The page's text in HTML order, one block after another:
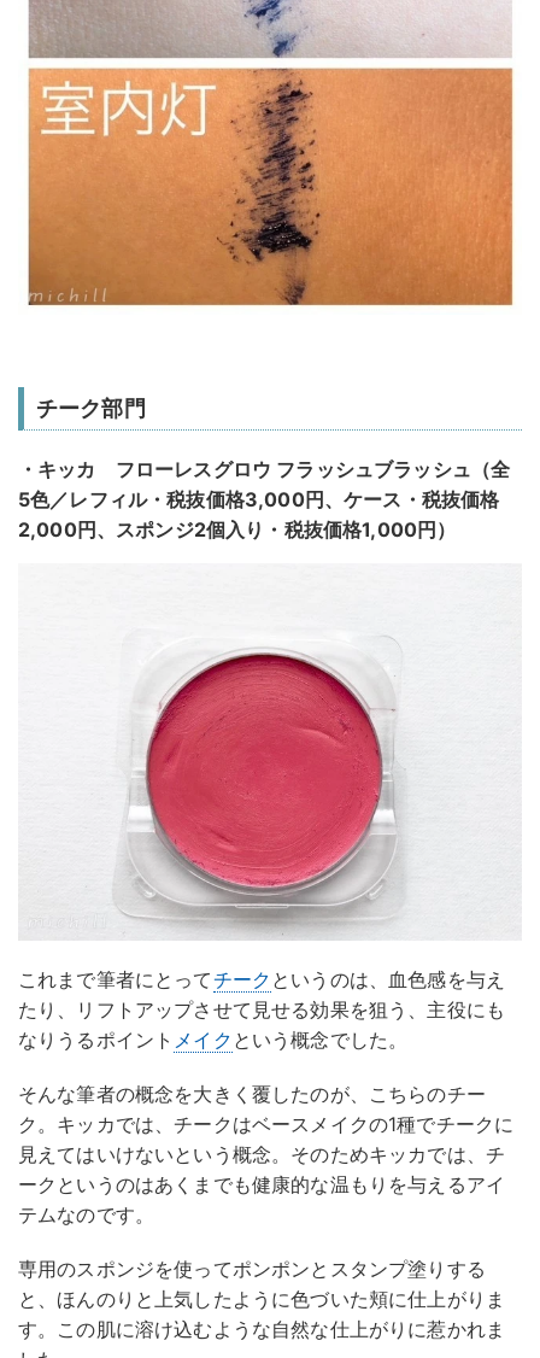
チーク部門
・キッカ フローレスグロウ フラッシュブラッシュ（全
5色／レフィル・税抜価格3,000円、ケース・税抜価格
2,000円、スポンジ2個入り・税抜価格1,000円）
これまで筆者にとってチーク というのは、血色感を与え
たり、リフトアップさせて見せる効果を狙う、主役にも
なりうるポイント メイク という概念でした。
そんな筆者の概念を大きく覆したのが、こちらのチー
ク。キッカでは、チークはベースメイクの1種でチークに
見えてはいけないという概念。そのためキッカでは、チ
ークというのはあくまでも健康的な温もりを与えるアイ
テムなのです。
専用のスポンジを使ってポンポンとスタンプ塗りする
と、ほんのりと上気したように色づいた頬に仕上がりま
す。この肌に溶け込むような自然な仕上がりに惹かれま